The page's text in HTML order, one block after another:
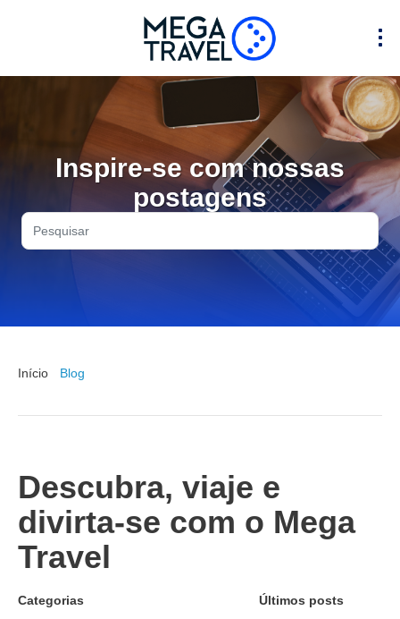
Inspire-se com nossas
postagens
Início Blog
Descubra, viaje e
divirta-se com o Mega
Travel
Categorias Últimos posts